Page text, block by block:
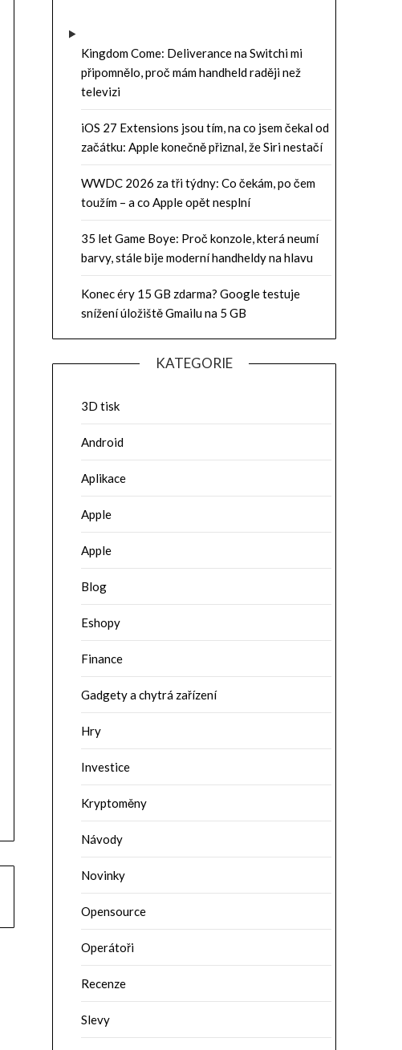
Kingdom Come: Deliverance na Switchi mi
připomnělo, proč mám handheld raději než
televizi
iOS 27 Extensions jsou tím, na co jsem čekal od
začátku: Apple konečně přiznal, že Siri nestačí
WWDC 2026 za tři týdny: Co čekám, po čem
toužím – a co Apple opět nesplní
35 let Game Boye: Proč konzole, která neumí
barvy, stále bije moderní handheldy na hlavu
Konec éry 15 GB zdarma? Google testuje
snížení úložiště Gmailu na 5 GB
KATEGORIE
3D tisk
Android
Aplikace
Apple
Apple
Blog
Eshopy
Finance
Gadgety a chytrá zařízení
Hry
Investice
Kryptoměny
Návody
Novinky
Opensource
Operátoři
Recenze
Slevy